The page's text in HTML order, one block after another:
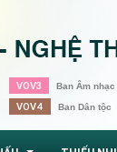
VOV3 Ban Âm nhạc
VOV4 Ban Dân tộc